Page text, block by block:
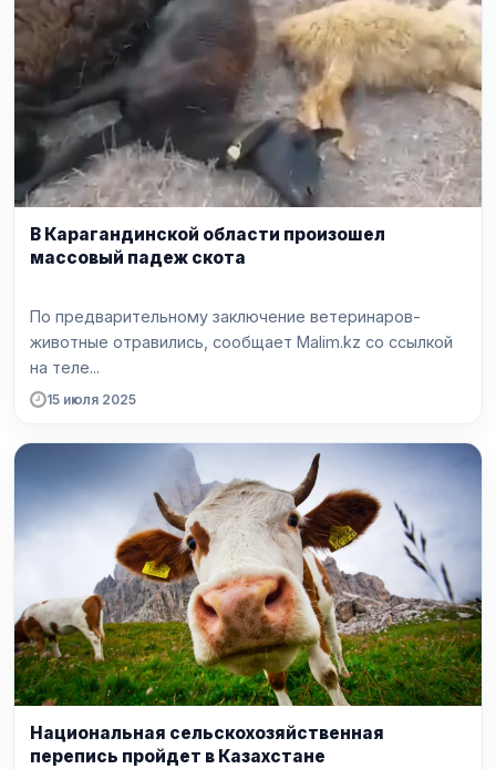
В Карагандинской области произошел
массовый падеж скота
По предварительному заключение ветеринаров-
животные отравились, сообщает Malim.kz со ссылкой
на теле...
15 июля 2025
Национальная сельскохозяйственная
перепись пройдет в Казахстане